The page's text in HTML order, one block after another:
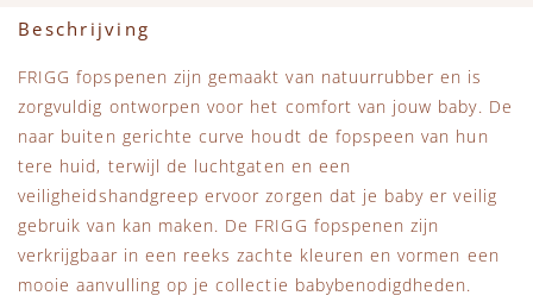
Beschrijving
FRIGG fopspenen zijn gemaakt van natuurrubber en is
zorgvuldig ontworpen voor het comfort van jouw baby. De
naar buiten gerichte curve houdt de fopspeen van hun
tere huid, terwijl de luchtgaten en een
veiligheidshandgreep ervoor zorgen dat je baby er veilig
gebruik van kan maken. De FRIGG fopspenen zijn
verkrijgbaar in een reeks zachte kleuren en vormen een
mooie aanvulling op je collectie babybenodigdheden.